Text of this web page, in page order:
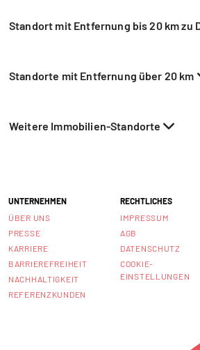
Standort mit Entfernung bis 20 km zu
Standorte mit Entfernung über 20 km
Weitere Immobilien-Standorte
UNTERNEHMEN
ÜBER UNS
PRESSE
KARRIERE
BARRIEREFREIHEIT
NACHHALTIGKEIT
REFERENZKUNDEN
RECHTLICHES
IMPRESSUM
AGB
DATENSCHUTZ
COOKIE-
EINSTELLUNGEN